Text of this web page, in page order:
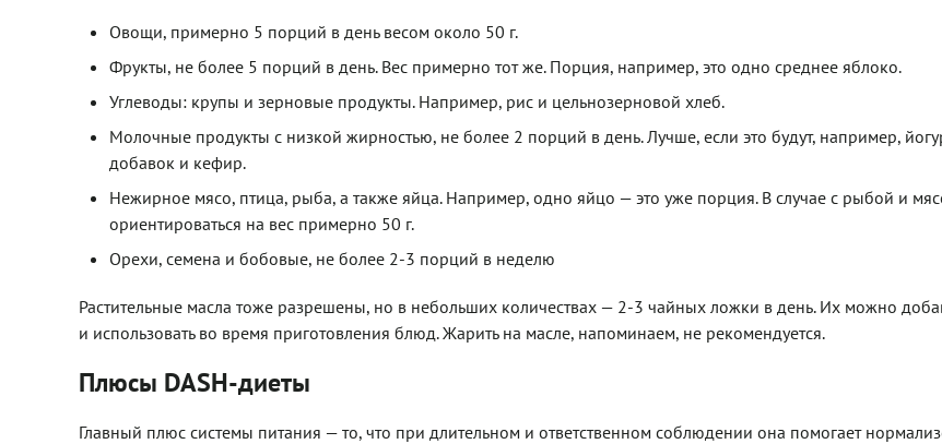
Овощи, примерно 5 порций в день весом около 50 г.
Фрукты, не более 5 порций в день. Вес примерно тот же. Порция, например, это одно среднее яблоко.
Углеводы: крупы и зерновые продукты. Например, рис и цельнозерновой хлеб.
Молочные продукты с низкой жирностью, не более 2 порций в день. Лучше, если это будут, например,
добавок и кефир.
Нежирное мясо, птица, рыба, а также яйца. Например, одно яйцо — это уже порция. В случае с рыбой и
ориентироваться на вес примерно 50 г.
Орехи, семена и бобовые, не более 2-3 порций в неделю
Растительные масла тоже разрешены, но в небольших количествах — 2-3 чайных ложки в день. Их можно
и использовать во время приготовления блюд. Жарить на масле, напоминаем, не рекомендуется.
Плюсы DASH-диеты
Главный плюс системы питания — то, что при длительном и ответственном соблюдении она помогает